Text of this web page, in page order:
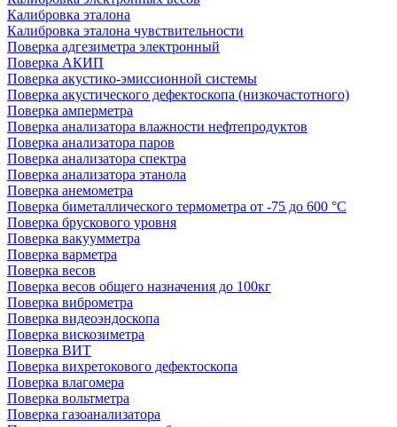
Калибровка эталона
Калибровка эталона чувствительности
Поверка адгезиметра электронный
Поверка АКИП
Поверка акустико-эмиссионной системы
Поверка акустического дефектоскопа (низкочастотного)
Поверка амперметра
Поверка анализатора влажности нефтепродуктов
Поверка анализатора паров
Поверка анализатора спектра
Поверка анализатора этанола
Поверка анемометра
Поверка биметаллического термометра от -75 до 600 °С
Поверка брускового уровня
Поверка вакуумметра
Поверка варметра
Поверка весов
Поверка весов общего назначения до 100кг
Поверка виброметра
Поверка видеоэндоскопа
Поверка вискозиметра
Поверка ВИТ
Поверка вихретокового дефектоскопа
Поверка влагомера
Поверка вольтметра
Поверка газоанализатора